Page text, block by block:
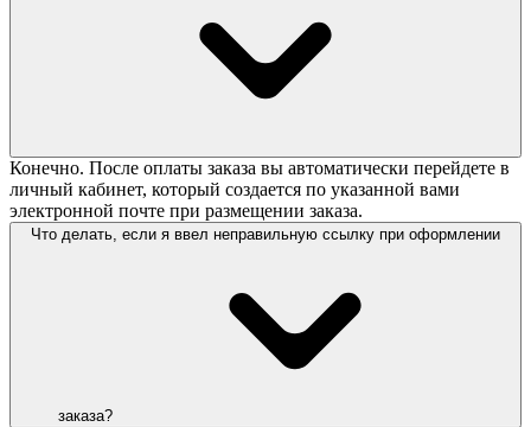
Конечно. После оплаты заказа вы автоматически перейдете в
личный кабинет, который создается по указанной вами
электронной почте при размещении заказа.
Что делать, если я ввел неправильную ссылку при оформлении
заказа?